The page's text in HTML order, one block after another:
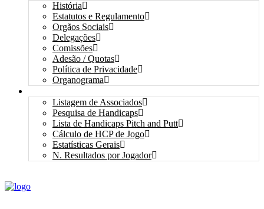
História
Estatutos e Regulamento
Orgãos Sociais
Delegações
Comissões
Adesão / Quotas
Política de Privacidade
Organograma
Listagem de Associados
Pesquisa de Handicaps
Lista de Handicaps Pitch and Putt
Cálculo de HCP de Jogo
Estatísticas Gerais
N. Resultados por Jogador